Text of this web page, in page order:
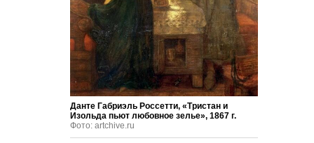
Данте Габриэль Россетти, «Тристан и
Изольда пьют любовное зелье», 1867 г.
Фото: artchive.ru